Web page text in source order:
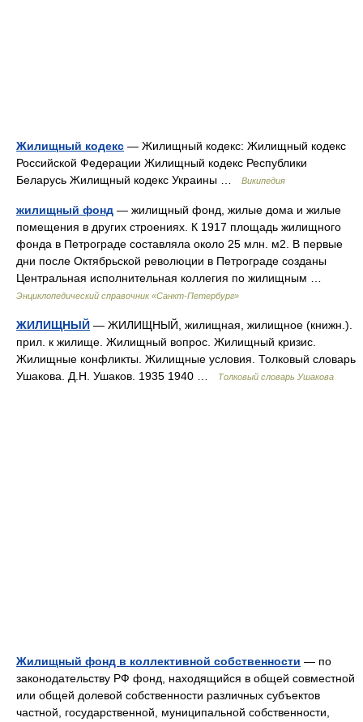
Жилищный кодекс — Жилищный кодекс: Жилищный кодекс
Российской Федерации Жилищный кодекс Республики
Беларусь Жилищный кодекс Украины …
Википедия
жилищный фонд — жилищный фонд, жилые дома и жилые
помещения в других строениях. К 1917 площадь жилищного
фонда в Петрограде составляла около 25 млн. м2. В первые
дни после Октябрьской революции в Петрограде созданы
Центральная исполнительная коллегия по жилищным …
Энциклопедический справочник «Санкт-Петербург»
ЖИЛИЩНЫЙ — ЖИЛИЩНЫЙ, жилищная, жилищное (книжн.).
прил. к жилище. Жилищный вопрос. Жилищный кризис.
Жилищные конфликты. Жилищные условия. Толковый словарь
Ушакова. Д.Н. Ушаков. 1935 1940 …
Толковый словарь Ушакова
Жилищный фонд в коллективной собственности — по
законодательству РФ фонд, находящийся в общей совместной
или общей долевой собственности различных субъектов
частной, государственной, муниципальной собственности,